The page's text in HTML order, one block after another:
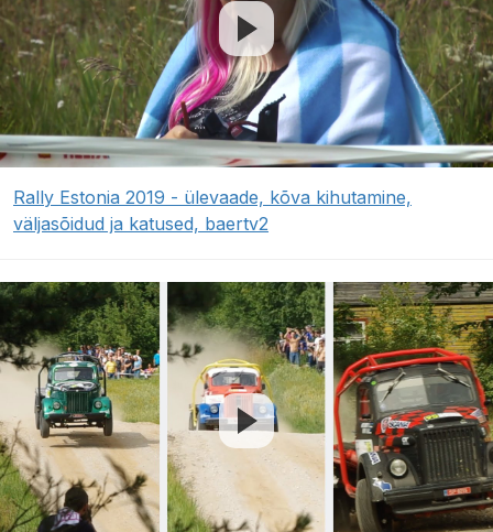
Rally Estonia 2019 - ülevaade, kõva kihutamine,
väljasõidud ja katused, baertv2